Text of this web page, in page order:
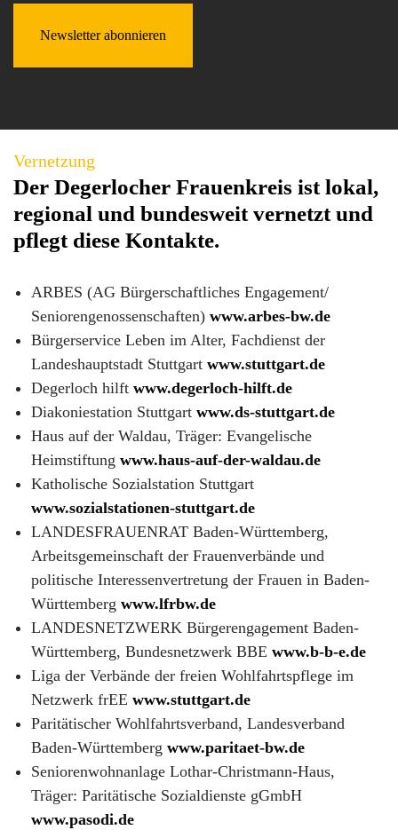
Newsletter abonnieren
Vernetzung
Der Degerlocher Frauenkreis ist lokal,
regional und bundesweit vernetzt und
pflegt diese Kontakte.
ARBES (AG Bürgerschaftliches Engagement/
Seniorengenossenschaften) www.arbes-bw.de
Bürgerservice Leben im Alter, Fachdienst der
Landeshauptstadt Stuttgart www.stuttgart.de
Degerloch hilft www.degerloch-hilft.de
Diakoniestation Stuttgart www.ds-stuttgart.de
Haus auf der Waldau, Träger: Evangelische
Heimstiftung www.haus-auf-der-waldau.de
Katholische Sozialstation Stuttgart
www.sozialstationen-stuttgart.de
LANDESFRAUENRAT Baden-Württemberg,
Arbeitsgemeinschaft der Frauenverbände und
politische Interessenvertretung der Frauen in Baden-
Württemberg www.lfrbw.de
LANDESNETZWERK Bürgerengagement Baden-
Württemberg, Bundesnetzwerk BBE www.b-b-e.de
Liga der Verbände der freien Wohlfahrtspflege im
Netzwerk frEE www.stuttgart.de
Paritätischer Wohlfahrtsverband, Landesverband
Baden-Württemberg www.paritaet-bw.de
Seniorenwohnanlage Lothar-Christmann-Haus,
Träger: Paritätische Sozialdienste gGmbH
www.pasodi.de